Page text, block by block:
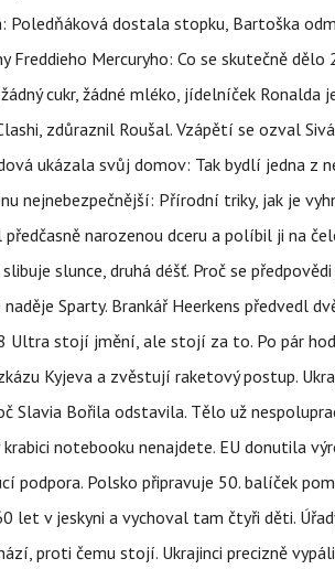
Poledňáková dostala stopku, Bartoška
Freddieho Mercuryho: Co se skutečně
cukr, žádné mléko, jídelníček Ronalda
zdůraznil Roušal. Vzápětí se ozval
ukázala svůj domov: Tak bydlí jedna z
nejnebezpečnější: Přírodní triky, jak je
narozenou dceru a políbil ji na
slibuje slunce, druhá déšť. Proč se
Sparty. Brankář Heerkens předvedl
Ultra stojí jmění, ale stojí za to. Po pár
Kyjeva a zvěstují raketový postup.
Slavia Bořila odstavila. Tělo už
krabici notebooku nenajdete. EU donutila
podpora. Polsko připravuje 50. balíček
let v jeskyni a vychoval tam čtyři děti.
proti čemu stojí. Ukrajinci precizně